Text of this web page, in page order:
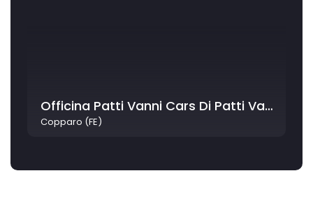
Officina Patti Vanni Cars Di Patti Vanni
Copparo (FE)